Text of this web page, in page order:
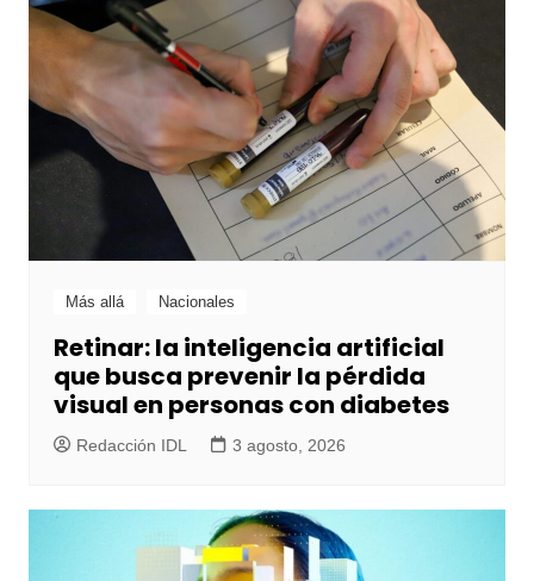
Más allá Nacionales
Retinar: la inteligencia artificial
que busca prevenir la pérdida
visual en personas con diabetes
Redacción IDL 3 agosto, 2026